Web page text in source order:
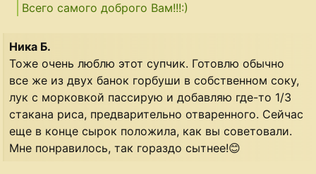
Всего самого доброго Вам!!!:)
Ника Б.
Тоже очень люблю этот супчик. Готовлю обычно
все же из двух банок горбуши в собственном соку,
лук с морковкой пассирую и добавляю где-то 1/3
стакана риса, предварительно отваренного. Сейчас
еще в конце сырок положила, как вы советовали.
Мне понравилось, так гораздо сытнее!😊